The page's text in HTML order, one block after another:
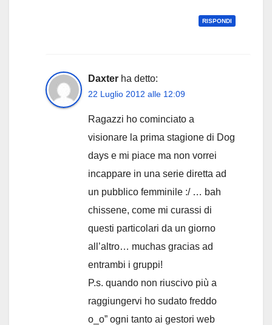
RISPONDI
Daxter ha detto:
22 Luglio 2012 alle 12:09
Ragazzi ho cominciato a
visionare la prima stagione di Dog
days e mi piace ma non vorrei
incappare in una serie diretta ad
un pubblico femminile :/ … bah
chissene, come mi curassi di
questi particolari da un giorno
all’altro… muchas gracias ad
entrambi i gruppi!
P.s. quando non riuscivo più a
raggiungervi ho sudato freddo
o_o” ogni tanto ai gestori web